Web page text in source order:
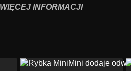
WIĘCEJ INFORMACJI